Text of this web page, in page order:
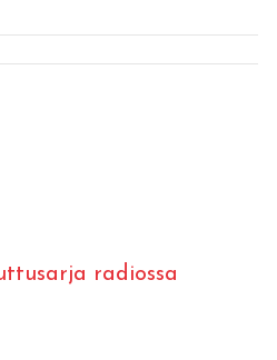
radiossa